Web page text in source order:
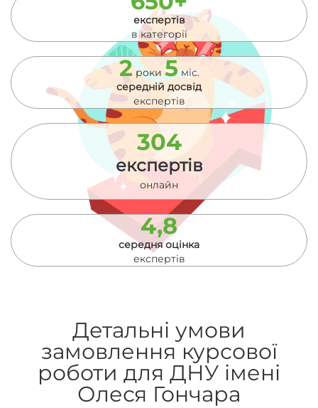
експертів
в категорії
2 роки5міс.
середній досвід
експертів
304
експертів
онлайн
4,8
середня оцінка
експертів
Детальні умови
замовлення курсової
роботи для ДНУ імені
Олеся Гончара